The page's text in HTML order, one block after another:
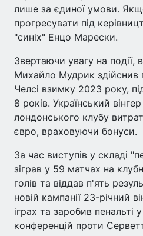
лише за єдиної умови.
прогресувати під
"синіх" Енцо Марески.
Звертаючи увагу на події,
Михайло Мудрик здійснив
Челсі взимку 2023 року,
8 років. Український
лондонського клубу
євро, враховуючи бонуси.
За час виступів у складі
зіграв у 59 матчах на
голів та віддав п'ять
новій кампанії 23-річний
іграх та заробив пенальті у
конференцій проти